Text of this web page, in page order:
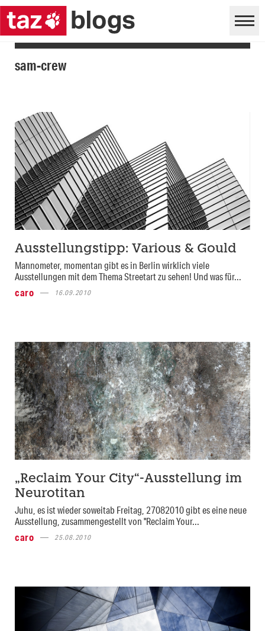
sam-crew
Ausstellungstipp: Various & Gould
Mannometer, momentan gibt es in Berlin wirklich viele
Ausstellungen mit dem Thema Streetart zu sehen! Und was für...
caro
16.09.2010
„Reclaim Your City“-Ausstellung im
Neurotitan
Juhu, es ist wieder soweitab Freitag, 27082010 gibt es eine neue
Ausstellung, zusammengestellt von "Reclaim Your...
caro
25.08.2010